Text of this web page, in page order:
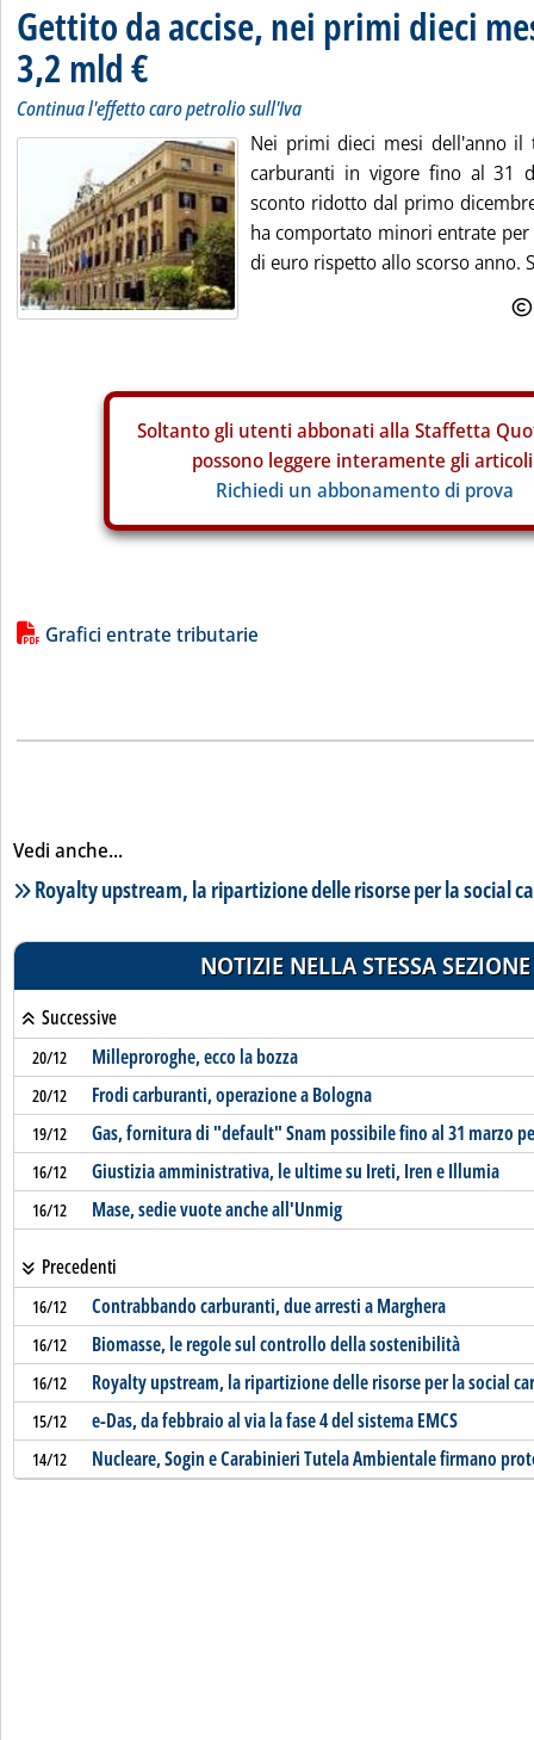
Gettito da accise, nei primi dieci
3,2 mld €
Continua l'effetto caro petrolio sull'Iva
Nei primi dieci mesi dell'anno il
carburanti in vigore fino al 31
sconto ridotto dal primo
ha comportato minori entrate
di euro rispetto allo scorso anno.
Soltanto gli utenti abbonati alla Staffetta
possono leggere interamente gli
Richiedi un abbonamento di prova
Lista allegati PDF alla notizia
Grafici entrate tributarie
Vedi anche...
Lista notizie correlate
Royalty upstream, la ripartizione delle risorse per la social
NOTIZIE NELLA STESSA SEZIONE
Successive
20/12 Milleproroghe, ecco la bozza
20/12 Frodi carburanti, operazione a Bologna
19/12 Gas, fornitura di "default" Snam possibile fino al 31 marzo
16/12 Giustizia amministrativa, le ultime su Ireti, Iren e Illumia
16/12 Mase, sedie vuote anche all'Unmig
Precedenti
16/12 Contrabbando carburanti, due arresti a Marghera
16/12 Biomasse, le regole sul controllo della sostenibilità
16/12 Royalty upstream, la ripartizione delle risorse per la social
15/12 e-Das, da febbraio al via la fase 4 del sistema EMCS
14/12 Nucleare, Sogin e Carabinieri Tutela Ambientale firmano